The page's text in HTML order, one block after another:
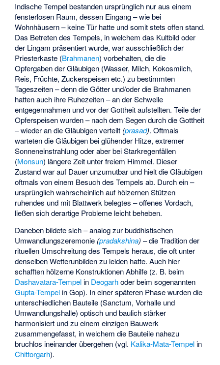
Indische Tempel bestanden ursprünglich nur aus einem
fensterlosen Raum, dessen Eingang – wie bei
Wohnhäusern – keine Tür hatte und somit stets offen stand.
Das Betreten des Tempels, in welchem das Kultbild oder
der Lingam präsentiert wurde, war ausschließlich der
Priesterkaste (Brahmanen) vorbehalten, die die
Opfergaben der Gläubigen (Wasser, Milch, Kokosmilch,
Reis, Früchte, Zuckerspeisen etc.) zu bestimmten
Tageszeiten – denn die Götter und/oder die Brahmanen
hatten auch ihre Ruhezeiten – an der Schwelle
entgegennahmen und vor der Gottheit aufstellten. Teile der
Opferspeisen wurden – nach dem Segen durch die Gottheit
– wieder an die Gläubigen verteilt (prasad). Oftmals
warteten die Gläubigen bei glühender Hitze, extremer
Sonneneinstrahlung oder aber bei Starkregenfällen
(Monsun) längere Zeit unter freiem Himmel. Dieser
Zustand war auf Dauer unzumutbar und hielt die Gläubigen
oftmals von einem Besuch des Tempels ab. Durch ein –
ursprünglich wahrscheinlich auf hölzernen Stützen
ruhendes und mit Blattwerk belegtes – offenes Vordach,
ließen sich derartige Probleme leicht beheben.
Daneben bildete sich – analog zur buddhistischen
Umwandlungszeremonie (pradakshina)– die Tradition der
rituellen Umschreitung des Tempels heraus, die oft unter
denselben Wetterunbilden zu leiden hatte. Auch hier
schafften hölzerne Konstruktionen Abhilfe (z. B. beim
Dashavatara-Tempel in Deogarhoder beim sogenannten
Gupta-Tempel in Gop). In einer späteren Phase wurden die
unterschiedlichen Bauteile (Sanctum, Vorhalle und
Umwandlungshalle) optisch und baulich stärker
harmonisiert und zu einem einzigen Bauwerk
zusammengefasst, in welchem die Bauteile nahezu
bruchlos ineinander übergehen (vgl. Kalika-Mata-Tempel in
Chittorgarh).